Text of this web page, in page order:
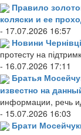
Правило
коляски и ее
- 17.07.2026 16:57
Новини
протесту на
- 16.07.2026 17:11
Братья
известно на
информации, речь
- 15.07.2026 16:03
Брати